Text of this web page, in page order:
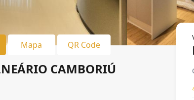
Mapa QR Code
CAMBORIÚ